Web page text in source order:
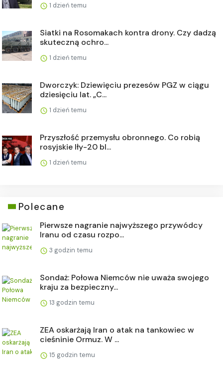
1 dzień temu
Siatki na Rosomakach kontra drony. Czy dadzą
skuteczną ochro...
1 dzień temu
Dworczyk: Dziewięciu prezesów PGZ w ciągu
dziesięciu lat. „C...
1 dzień temu
Przyszłość przemysłu obronnego. Co robią
rosyjskie Iły-20 bl...
1 dzień temu
Polecane
Pierwsze nagranie najwyższego przywódcy
Iranu od czasu rozpo...
3 godzin temu
Sondaż: Połowa Niemców nie uważa swojego
kraju za bezpieczny...
13 godzin temu
ZEA oskarżają Iran o atak na tankowiec w
cieśninie Ormuz. W ...
15 godzin temu